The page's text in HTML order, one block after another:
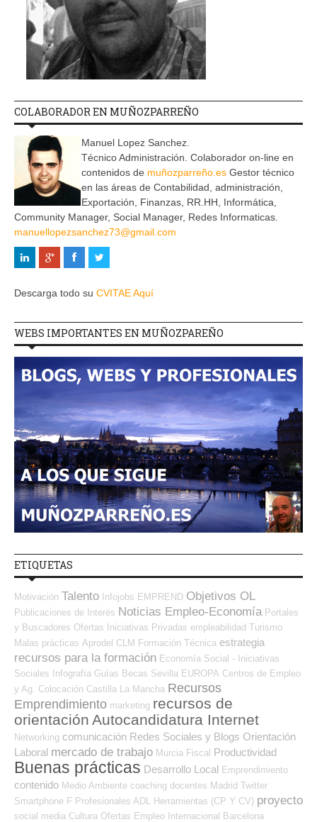
COLABORADOR EN MUÑOZPARREÑO
Manuel Lopez Sanchez.
Técnico Administración. Colaborador on-line en
contenidos de muñozparreño.es Gestor técnico
en las áreas de Contabilidad, administración,
Exportación, Finanzas, RR.HH, Informática,
Community Manager, Social Manager, Redes Informaticas.
manuellopezsanchez73@gmail.com
Descarga todo su CVITAE Aquí
WEBS IMPORTANTES EN MUÑOZPAREÑO
ETIQUETAS
Motivación Talento Infojobs EMPREND Objetivos OL
Publicaciones de Interés Noticias Empleo-Economía Portales
y Buscadores Ofertas
Iniciativas Privadas empleabilidad Turismo
Malas prácticas Aprodel CLM Formación Técnica estrategia
recursos para la formación Economía Social - Iniciativas
Sociales
Infografía Guías Becas Sevilla EUROPA Centros de Empleo
y Ag. Colocación Castilla La Mancha Recursos
Emprendimiento marketing recursos de
orientación Autocandidatura Internet
Networking comunicación Redes Sociales y Blogs Orientación
Laboral mercado de trabajo Murcia Fiscal Productividad
Buenas prácticas Desarrollo Local Emprendimiento
contenido Medio Ambiente coaching docentes Madrid Twitter
Smartphone F Profesionales ADL Herramientas (CP Y CV) proyecto
social media Cultura Ofertas Empleo Internacional
Barcelona